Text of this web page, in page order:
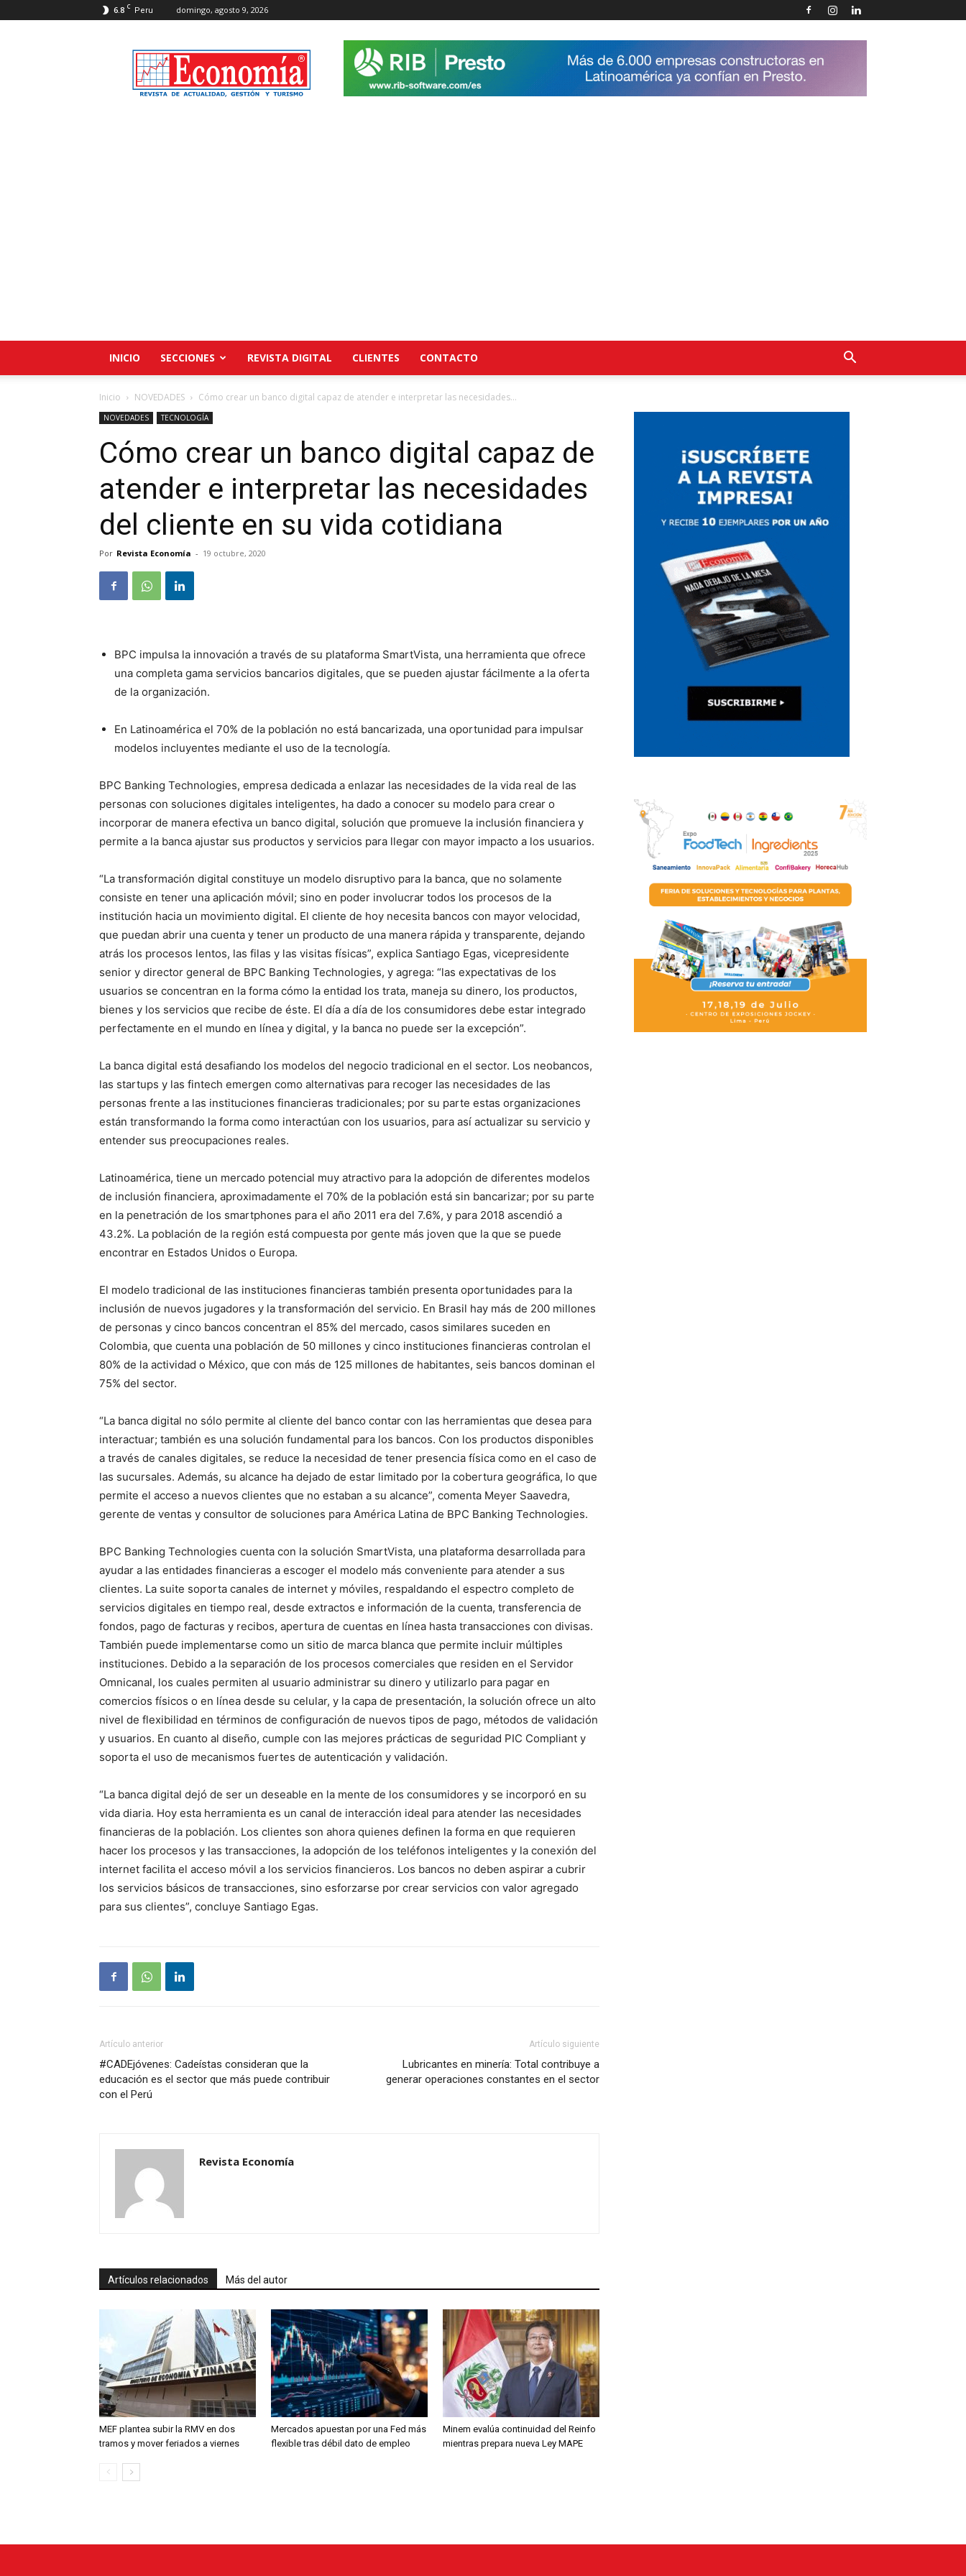
6.8 C Peru domingo, agosto 9, 2026
Revista
Economía
INICIO SECCIONES REVISTA DIGITAL CLIENTES CONTACTO
Inicio NOVEDADES Cómo crear un banco digital capaz de atender e interpretar las necesidades...
NOVEDADES TECNOLOGÍA
Cómo crear un banco digital capaz de
atender e interpretar las necesidades
del cliente en su vida cotidiana
Por Revista Economía - 19 octubre, 2020
BPC impulsa la innovación a través de su plataforma SmartVista, una herramienta que ofrece
una completa gama servicios bancarios digitales, que se pueden ajustar fácilmente a la oferta
de la organización.
En Latinoamérica el 70% de la población no está bancarizada, una oportunidad para impulsar
modelos incluyentes mediante el uso de la tecnología.
BPC Banking Technologies, empresa dedicada a enlazar las necesidades de la vida real de las
personas con soluciones digitales inteligentes, ha dado a conocer su modelo para crear o
incorporar de manera efectiva un banco digital, solución que promueve la inclusión financiera y
permite a la banca ajustar sus productos y servicios para llegar con mayor impacto a los usuarios.
“La transformación digital constituye un modelo disruptivo para la banca, que no solamente
consiste en tener una aplicación móvil; sino en poder involucrar todos los procesos de la
institución hacia un movimiento digital. El cliente de hoy necesita bancos con mayor velocidad,
que puedan abrir una cuenta y tener un producto de una manera rápida y transparente, dejando
atrás los procesos lentos, las filas y las visitas físicas”, explica Santiago Egas, vicepresidente
senior y director general de BPC Banking Technologies, y agrega: “las expectativas de los
usuarios se concentran en la forma cómo la entidad los trata, maneja su dinero, los productos,
bienes y los servicios que recibe de éste. El día a día de los consumidores debe estar integrado
perfectamente en el mundo en línea y digital, y la banca no puede ser la excepción”.
La banca digital está desafiando los modelos del negocio tradicional en el sector. Los neobancos,
las startups y las fintech emergen como alternativas para recoger las necesidades de las
personas frente a las instituciones financieras tradicionales; por su parte estas organizaciones
están transformando la forma como interactúan con los usuarios, para así actualizar su servicio y
entender sus preocupaciones reales.
Latinoamérica, tiene un mercado potencial muy atractivo para la adopción de diferentes modelos
de inclusión financiera, aproximadamente el 70% de la población está sin bancarizar; por su parte
en la penetración de los smartphones para el año 2011 era del 7.6%, y para 2018 ascendió a
43.2%. La población de la región está compuesta por gente más joven que la que se puede
encontrar en Estados Unidos o Europa.
El modelo tradicional de las instituciones financieras también presenta oportunidades para la
inclusión de nuevos jugadores y la transformación del servicio. En Brasil hay más de 200 millones
de personas y cinco bancos concentran el 85% del mercado, casos similares suceden en
Colombia, que cuenta una población de 50 millones y cinco instituciones financieras controlan el
80% de la actividad o México, que con más de 125 millones de habitantes, seis bancos dominan el
75% del sector.
“La banca digital no sólo permite al cliente del banco contar con las herramientas que desea para
interactuar; también es una solución fundamental para los bancos. Con los productos disponibles
a través de canales digitales, se reduce la necesidad de tener presencia física como en el caso de
las sucursales. Además, su alcance ha dejado de estar limitado por la cobertura geográfica, lo que
permite el acceso a nuevos clientes que no estaban a su alcance”, comenta Meyer Saavedra,
gerente de ventas y consultor de soluciones para América Latina de BPC Banking Technologies.
BPC Banking Technologies cuenta con la solución SmartVista, una plataforma desarrollada para
ayudar a las entidades financieras a escoger el modelo más conveniente para atender a sus
clientes. La suite soporta canales de internet y móviles, respaldando el espectro completo de
servicios digitales en tiempo real, desde extractos e información de la cuenta, transferencia de
fondos, pago de facturas y recibos, apertura de cuentas en línea hasta transacciones con divisas.
También puede implementarse como un sitio de marca blanca que permite incluir múltiples
instituciones. Debido a la separación de los procesos comerciales que residen en el Servidor
Omnicanal, los cuales permiten al usuario administrar su dinero y utilizarlo para pagar en
comercios físicos o en línea desde su celular, y la capa de presentación, la solución ofrece un alto
nivel de flexibilidad en términos de configuración de nuevos tipos de pago, métodos de validación
y usuarios. En cuanto al diseño, cumple con las mejores prácticas de seguridad PIC Compliant y
soporta el uso de mecanismos fuertes de autenticación y validación.
“La banca digital dejó de ser un deseable en la mente de los consumidores y se incorporó en su
vida diaria. Hoy esta herramienta es un canal de interacción ideal para atender las necesidades
financieras de la población. Los clientes son ahora quienes definen la forma en que requieren
hacer los procesos y las transacciones, la adopción de los teléfonos inteligentes y la conexión del
internet facilita el acceso móvil a los servicios financieros. Los bancos no deben aspirar a cubrir
los servicios básicos de transacciones, sino esforzarse por crear servicios con valor agregado
para sus clientes”, concluye Santiago Egas.
Artículo anterior
#CADEjóvenes: Cadeístas consideran que la
educación es el sector que más puede contribuir
con el Perú
Artículo siguiente
Lubricantes en minería: Total contribuye a
generar operaciones constantes en el sector
Revista Economía
Artículos relacionados Más del autor
MEF plantea subir la RMV en dos
tramos y mover feriados a viernes
Mercados apuestan por una Fed más
flexible tras débil dato de empleo
Minem evalúa continuidad del Reinfo
mientras prepara nueva Ley MAPE